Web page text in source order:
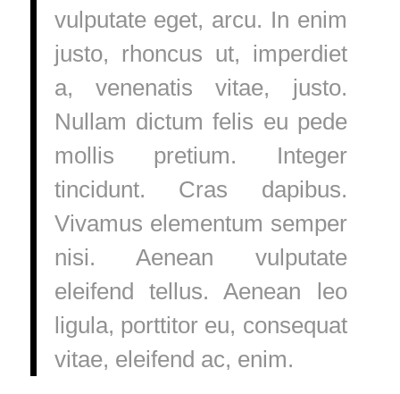
vulputate eget, arcu. In enim
justo, rhoncus ut, imperdiet
a, venenatis vitae, justo.
Nullam dictum felis eu pede
mollis pretium. Integer
tincidunt. Cras dapibus.
Vivamus elementum semper
nisi. Aenean vulputate
eleifend tellus. Aenean leo
ligula, porttitor eu, consequat
vitae, eleifend ac, enim.